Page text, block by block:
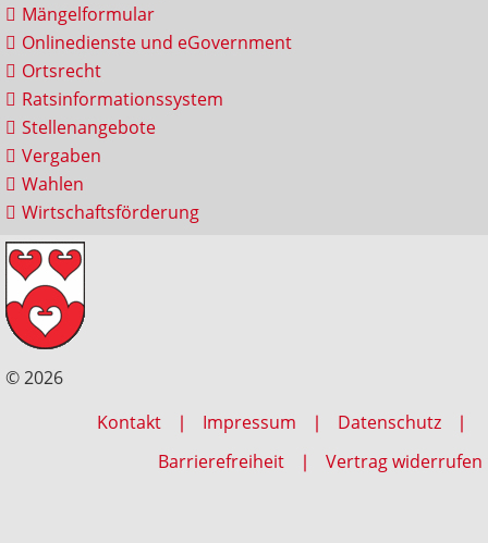
Mängelformular
Onlinedienste und eGovernment
Ortsrecht
Ratsinformationssystem
Stellenangebote
Vergaben
Wahlen
Wirtschaftsförderung
© 2026
Kontakt
Impressum
Datenschutz
Barrierefreiheit
Vertrag widerrufen